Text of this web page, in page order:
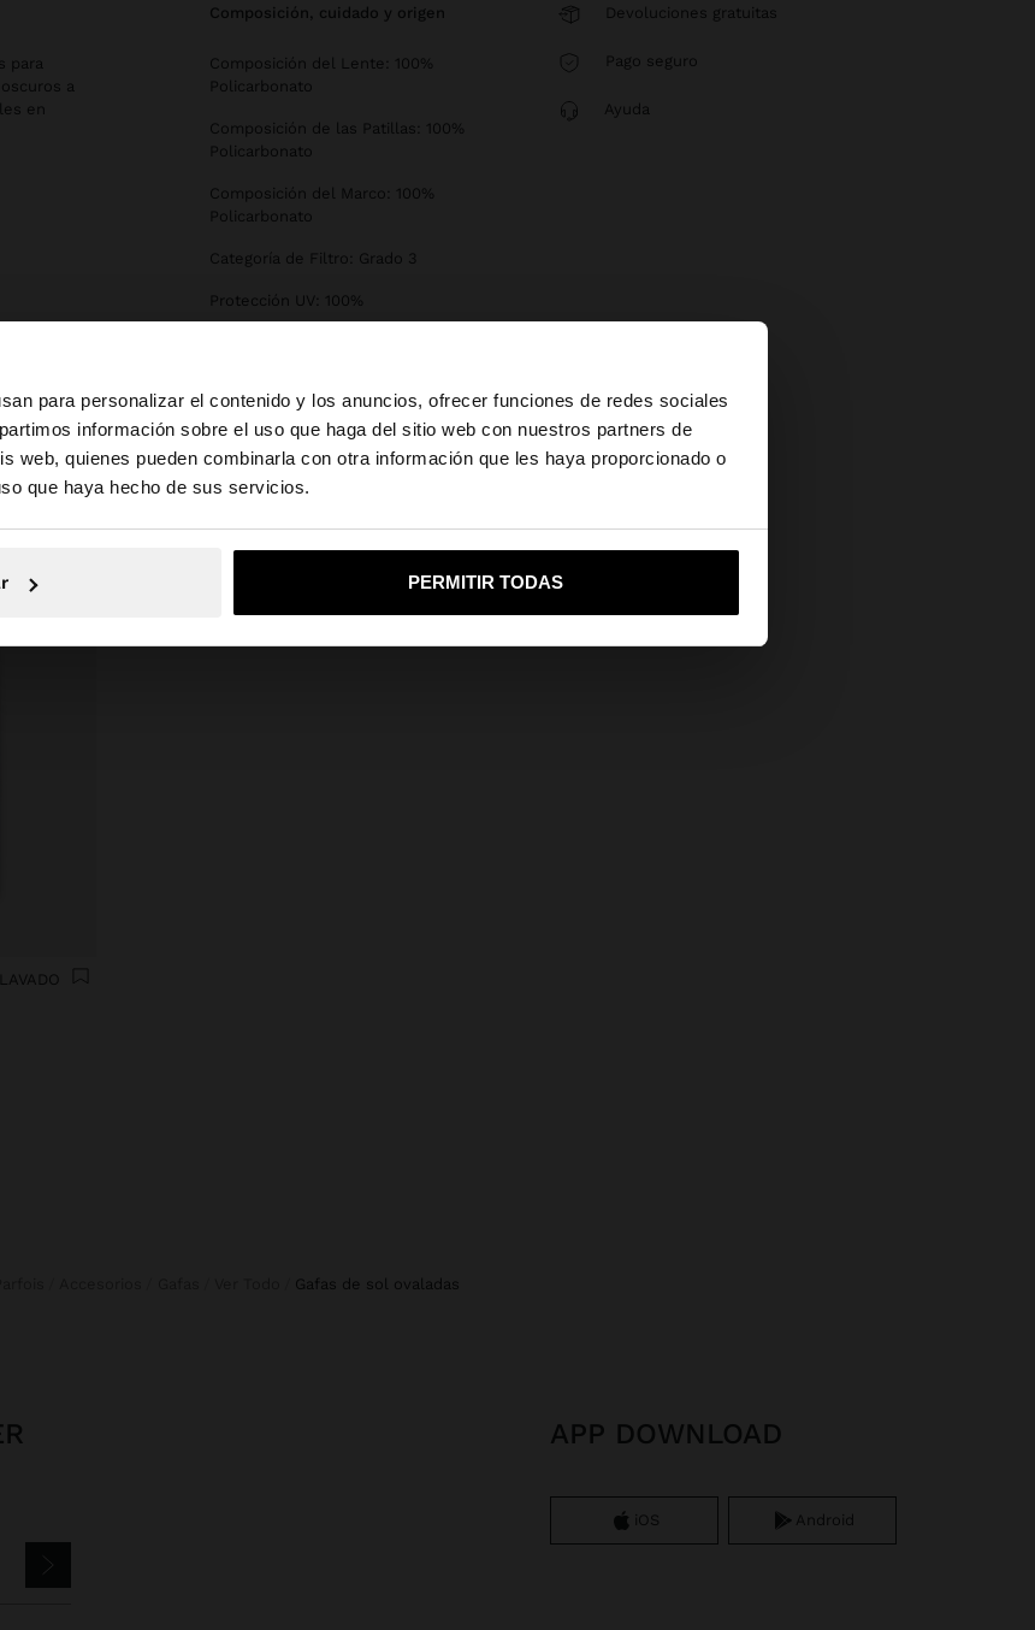
para personalizar el contenido y los anuncios, ofrecer funciones de redes sociales
información sobre el uso que haga del sitio web con nuestros partners de
web, quienes pueden combinarla con otra información que les haya proporcionado o
que haya hecho de sus servicios.
PERMITIR TODAS
×
de España. ¿Quieres ir a la web de United States?
No, continuar en la web de España Sí, llévame a United States
para
a
en
composición, cuidado y origen
Composición del Lente: 100%
Policarbonato
Composición de las Patillas: 100%
Policarbonato
Composición del Marco: 100%
Policarbonato
Categoría de Filtro: Grado 3
Protección UV: 100%
Devoluciones gratuitas
Pago seguro
Ayuda
gafas de sol ovaladas
APP DOWNLOAD
iOS Android